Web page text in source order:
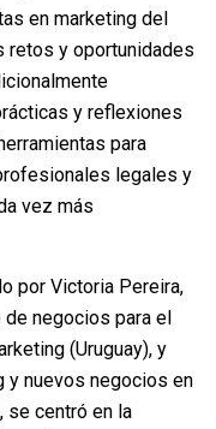
en marketing del
retos y oportunidades
y reflexiones
para
legales y
vez más
por Victoria Pereira,
negocios para el
(Uruguay), y
y nuevos negocios en
se centró en la